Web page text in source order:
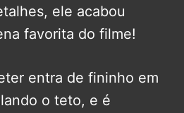
ele acabou
favorita do filme!
entra de fininho em
o teto, e é